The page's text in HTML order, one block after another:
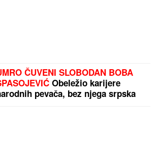
ČUVENI SLOBODAN BOBA
Obeležio karijere
pevača, bez njega srpska